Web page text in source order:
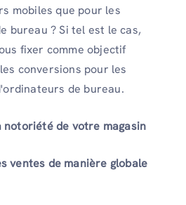
mobiles que pour les
bureau ? Si tel est le cas,
fixer comme objectif
conversions pour les
de bureau.
notoriété de votre magasin
ventes de manière globale